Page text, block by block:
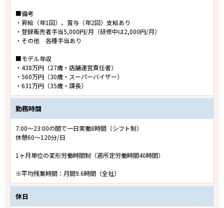
■備考
・昇給（年1回）、賞与（年2回）支給あり
・登録販売者手当5,000円/月（研修中は2,000円/月）
・その他 各種手当あり
■モデル年収
・438万円（27歳・店舗運営責任者）
・560万円（30歳・スーパーバイザー）
・631万円（35歳・課長）
勤務時間
7:00～23:00の間で一日実働8時間（シフト制）
休憩60～120分/日
1ヶ月単位の変形労働時間制（週所定労働時間40時間）
※平均残業時間：月間9.6時間（全社）
休日